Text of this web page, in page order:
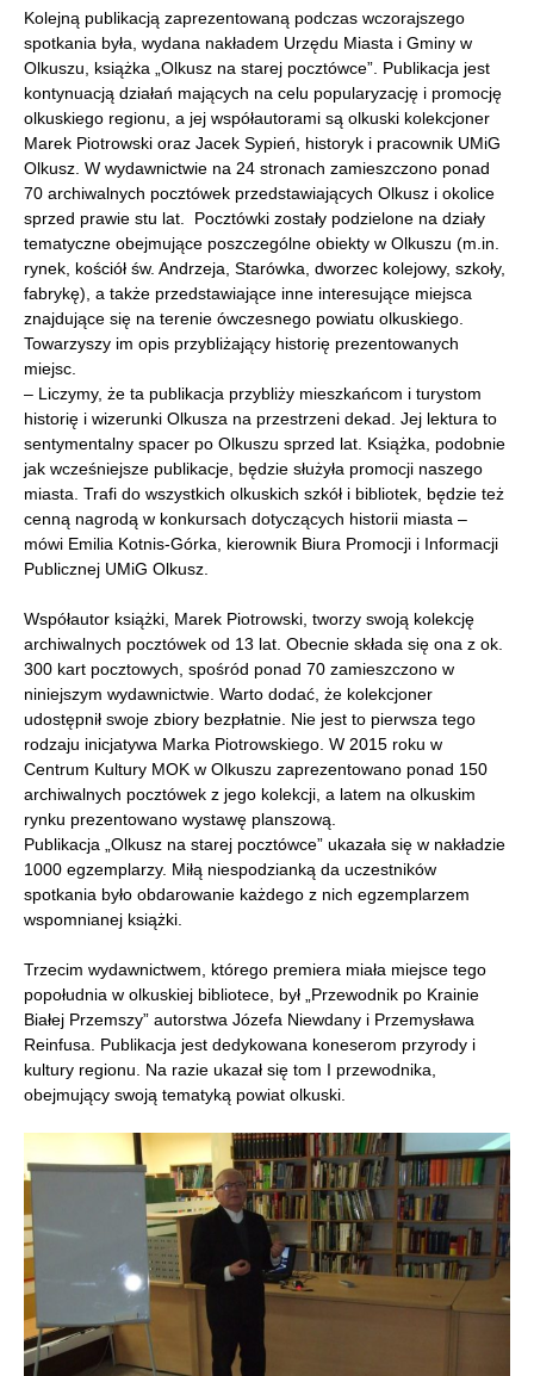
Kolejną publikacją zaprezentowaną podczas wczorajszego
spotkania była, wydana nakładem Urzędu Miasta i Gminy w
Olkuszu, książka „Olkusz na starej pocztówce”. Publikacja jest
kontynuacją działań mających na celu popularyzację i promocję
olkuskiego regionu, a jej współautorami są olkuski kolekcjoner
Marek Piotrowski oraz Jacek Sypień, historyk i pracownik UMiG
Olkusz. W wydawnictwie na 24 stronach zamieszczono ponad
70 archiwalnych pocztówek przedstawiających Olkusz i okolice
sprzed prawie stu lat. Pocztówki zostały podzielone na działy
tematyczne obejmujące poszczególne obiekty w Olkuszu (m.in.
rynek, kościół św. Andrzeja, Starówka, dworzec kolejowy, szkoły,
fabrykę), a także przedstawiające inne interesujące miejsca
znajdujące się na terenie ówczesnego powiatu olkuskiego.
Towarzyszy im opis przybliżający historię prezentowanych
miejsc.
– Liczymy, że ta publikacja przybliży mieszkańcom i turystom
historię i wizerunki Olkusza na przestrzeni dekad. Jej lektura to
sentymentalny spacer po Olkuszu sprzed lat. Książka, podobnie
jak wcześniejsze publikacje, będzie służyła promocji naszego
miasta. Trafi do wszystkich olkuskich szkół i bibliotek, będzie też
cenną nagrodą w konkursach dotyczących historii miasta –
mówi Emilia Kotnis-Górka, kierownik Biura Promocji i Informacji
Publicznej UMiG Olkusz.
Współautor książki, Marek Piotrowski, tworzy swoją kolekcję
archiwalnych pocztówek od 13 lat. Obecnie składa się ona z ok.
300 kart pocztowych, spośród ponad 70 zamieszczono w
niniejszym wydawnictwie. Warto dodać, że kolekcjoner
udostępnił swoje zbiory bezpłatnie. Nie jest to pierwsza tego
rodzaju inicjatywa Marka Piotrowskiego. W 2015 roku w
Centrum Kultury MOK w Olkuszu zaprezentowano ponad 150
archiwalnych pocztówek z jego kolekcji, a latem na olkuskim
rynku prezentowano wystawę planszową.
Publikacja „Olkusz na starej pocztówce” ukazała się w nakładzie
1000 egzemplarzy. Miłą niespodzianką da uczestników
spotkania było obdarowanie każdego z nich egzemplarzem
wspomnianej książki.
Trzecim wydawnictwem, którego premiera miała miejsce tego
popołudnia w olkuskiej bibliotece, był „Przewodnik po Krainie
Białej Przemszy” autorstwa Józefa Niewdany i Przemysława
Reinfusa. Publikacja jest dedykowana koneserom przyrody i
kultury regionu. Na razie ukazał się tom I przewodnika,
obejmujący swoją tematyką powiat olkuski.